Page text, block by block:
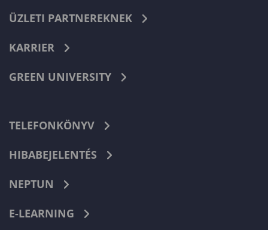
ÜZLETI PARTNEREKNEK
KARRIER
GREEN UNIVERSITY
TELEFONKÖNYV
HIBABEJELENTÉS
NEPTUN
E-LEARNING